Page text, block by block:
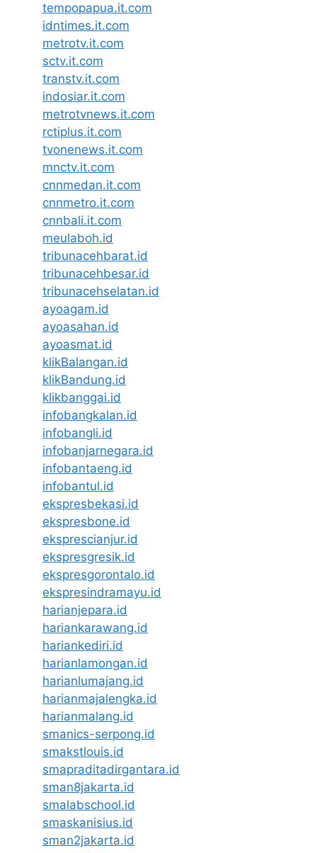
tempopapua.it.com
idntimes.it.com
metrotv.it.com
sctv.it.com
transtv.it.com
indosiar.it.com
metrotvnews.it.com
rctiplus.it.com
tvonenews.it.com
mnctv.it.com
cnnmedan.it.com
cnnmetro.it.com
cnnbali.it.com
meulaboh.id
tribunacehbarat.id
tribunacehbesar.id
tribunacehselatan.id
ayoagam.id
ayoasahan.id
ayoasmat.id
klikBalangan.id
klikBandung.id
klikbanggai.id
infobangkalan.id
infobangli.id
infobanjarnegara.id
infobantaeng.id
infobantul.id
ekspresbekasi.id
ekspresbone.id
eksprescianjur.id
ekspresgresik.id
ekspresgorontalo.id
ekspresindramayu.id
harianjepara.id
hariankarawang.id
hariankediri.id
harianlamongan.id
harianlumajang.id
harianmajalengka.id
harianmalang.id
smanics-serpong.id
smakstlouis.id
smapraditadirgantara.id
sman8jakarta.id
smalabschool.id
smaskanisius.id
sman2jakarta.id